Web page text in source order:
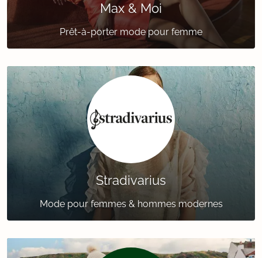
Max & Moi
Prêt-à-porter mode pour femme
Stradivarius
Mode pour femmes & hommes modernes